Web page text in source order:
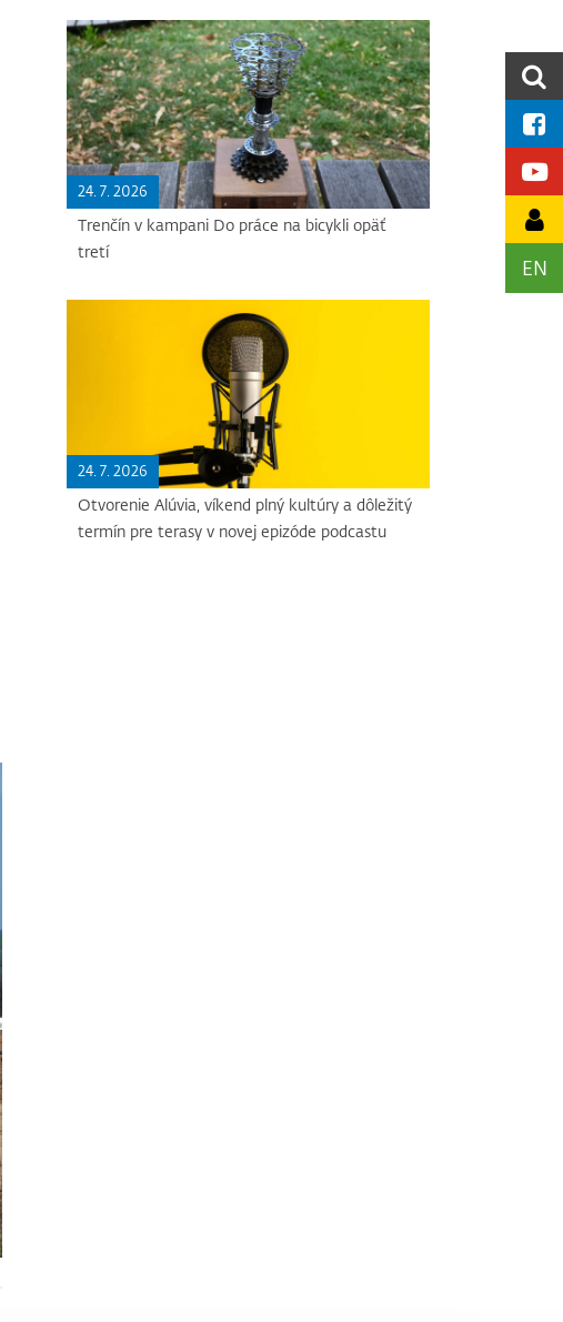
EN
24. 7. 2026
Trenčín v kampani Do práce na bicykli opäť
tretí
24. 7. 2026
Otvorenie Alúvia, víkend plný kultúry a dôležitý
termín pre terasy v novej epizóde podcastu